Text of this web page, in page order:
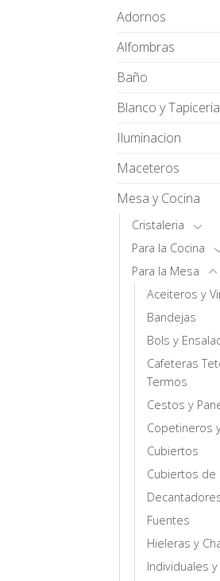
Adornos
Alfombras
Baño
Blanco y Tapiceria
Iluminacion
Maceteros
Mesa y Cocina
Cristaleria
Para la Cocina
Para la Mesa
Aceiteros y
Bandejas
Bols y
Cafeteras
Termos
Cestos y
Copetineros
Cubiertos
Cubiertos de
Fuentes
Hieleras y
Individuales